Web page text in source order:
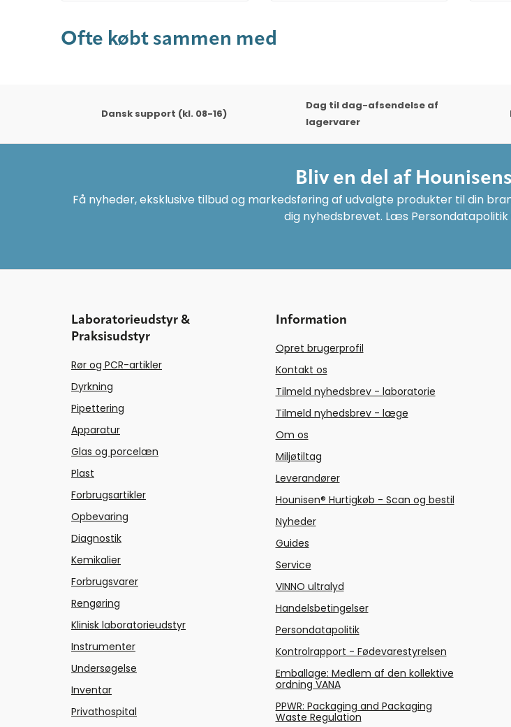
Ofte købt sammen med
Dansk support (kl. 08-16)
Dag til dag-afsendelse af
lagervarer
Bliv en del af
Få nyheder, eksklusive tilbud og markedsføring af udvalgte produkter til din
dig nyhedsbrevet. Læs
Laboratorieudstyr &
Praksisudstyr
Rør og PCR-artikler
Dyrkning
Pipettering
Apparatur
Glas og porcelæn
Plast
Forbrugsartikler
Opbevaring
Diagnostik
Kemikalier
Forbrugsvarer
Rengøring
Klinisk laboratorieudstyr
Instrumenter
Undersøgelse
Inventar
Privathospital
Information
Opret brugerprofil
Kontakt os
Tilmeld nyhedsbrev - laboratorie
Tilmeld nyhedsbrev - læge
Om os
Miljøtiltag
Leverandører
Hounisen® Hurtigkøb - Scan og bestil
Nyheder
Guides
Service
VINNO ultralyd
Handelsbetingelser
Persondatapolitik
Kontrolrapport - Fødevarestyrelsen
Emballage: Medlem af den kollektive
ordning VANA
PPWR: Packaging and Packaging
Waste Regulation